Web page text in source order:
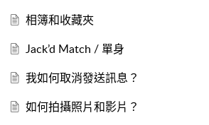
相簿和收藏夾
Jack’d Match / 單身
我如何取消發送訊息？
如何拍攝照片和影片？